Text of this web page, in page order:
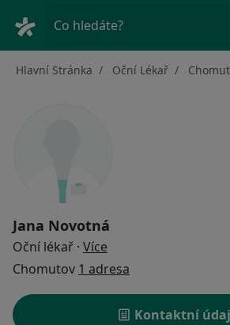
Co hledáte?
Hlavní Stránka Oční Lékař
Jana Novotná
Oční lékař · Více
Chomutov 1 adresa
Kontaktní